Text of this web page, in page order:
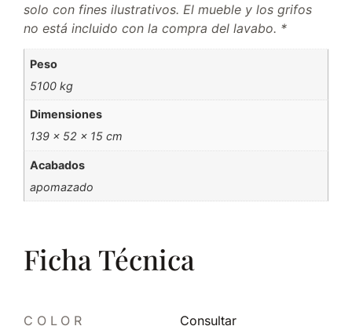
solo con fines ilustrativos. El mueble y los grifos
no está incluido con la compra del lavabo. *
Peso
5100 kg
Dimensiones
139 × 52 × 15 cm
Acabados
apomazado
Ficha Técnica
COLOR Consultar